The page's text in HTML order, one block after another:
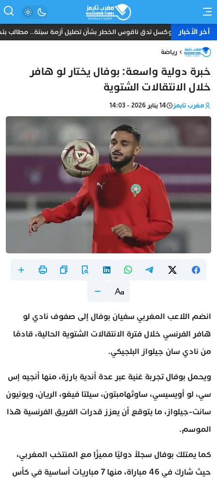
آخر الأخباربروكسل تدق ناقوس الخطر بشأن تضليل أزمة سبتة.. مطالب
رياضة
خبرة دولية واسعة: بوفال يختار لو هافر
خلال الانتقالات الشتوية
مغرب تايمز 14 يناير 2026 - 14:03
انضم اللاعب المغربي سفيان بوفال إلى صفوف نادي لو
هافر الفرنسي خلال فترة الانتقالات الشتوية الحالية، قادمًا
من نادي سان جيلواز البلجيكي.
ويحمل بوفال تجربة غنية عبر عدة أندية بارزة، منها أنجيه إس
سي، لو أويسيسي، ساوثهامبتون، سيلتا فيغو، الريان، ويونيون
سانت-جيلواز، ما يتوقع أن يعزز قدرات الفريق الفرنسية هذا
الموسم.
كما يمتلك بوفال سجلاً دوليًا مميزًا مع المنتخب المغربي،
حيث شارك في 46 مباراة، منها 7 مباريات أساسية في كأس